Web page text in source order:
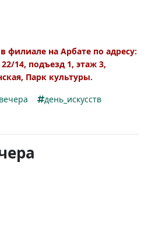
филиале на Арбате по адресу:
14, подъезд 1, этаж 3,
Парк культуры.
день_искусств